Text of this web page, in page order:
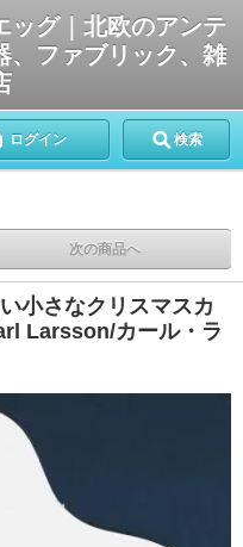
ッグ｜北欧のアンテ
、ファブリック、雑
ログイン 検索
次の商品へ
小さなクリスマスカ
Larsson/カール・ラ